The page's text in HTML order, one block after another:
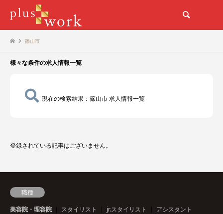
篠山市
様々な条件の求人情報一覧
現在の検索結果：篠山市 求人情報一覧
登録されている記事はございません。
職種
美容院・理容院
スタイリスト jr.スタイリスト
アシスタント